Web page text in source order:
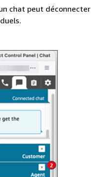
chat peut déconnecter